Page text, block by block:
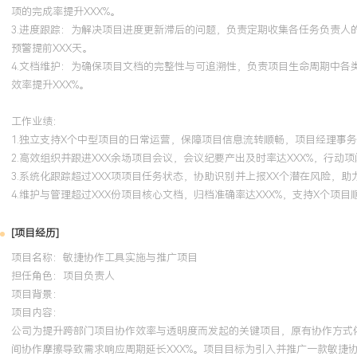
项的完成率提升XXX%。
3.进度跟踪：为解决项目进度更新滞后的问题，负责定期收集各任务负责
预警提前XXX天。
4.文档维护：为确保项目文档的完整性与可追溯性，负责项目生命周期中
效率提升XXX%。
工作业绩：
1.独立支持X个中型项目的日常运营，保障项目信息流转顺畅，项目经理事
2.高效组织并跟进XXX余场项目会议，会议纪要产出及时率达XXX%，行动
3.系统化跟踪超过XXX项项目任务状态，协助识别并上报XX个潜在风险，助
4.维护与管理超过XXX份项目核心文档，归档准确率达XXX%，支持X个项目
[项目经历]
项目名称：敏捷协作工具实施与推广项目
担任角色： 项目负责人
项目背景：
项目内容：
公司为提升跨部门项目协作效率与透明度而发起的关键项目，原有协作方
间协作摩擦导致需求响应周期延长XXX%。项目目标为引入并推广一款敏